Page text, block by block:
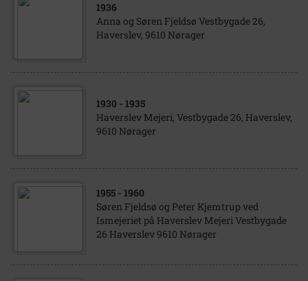
1936
Anna og Søren Fjeldsø Vestbygade 26,
Haverslev, 9610 Nørager
1930 - 1935
Haverslev Mejeri, Vestbygade 26, Haverslev,
9610 Nørager
1955 - 1960
Søren Fjeldsø og Peter Kjemtrup ved
Ismejeriet på Haverslev Mejeri Vestbygade
26 Haverslev 9610 Nørager